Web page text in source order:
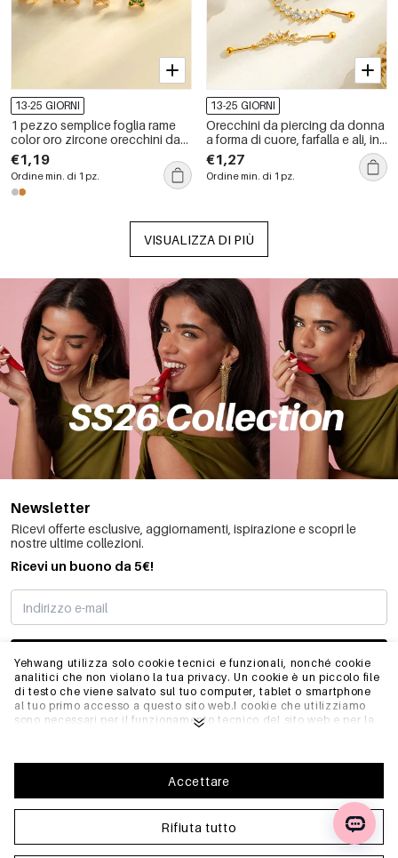
Yehwang utilizza solo cookie tecnici e funzionali, nonché cookie
analitici che non violano la tua privacy. Un cookie è un piccolo file
di testo che viene salvato sul tuo computer, tablet o smartphone
al tuo primo accesso a questo sito web.I cookie che utilizziamo
sono necessari per il funzionamento tecnico del sito web e per la
permettono anche di ottimizzare il nostro sito web.Per garantire
una buona esperienza di navigazione e acquisto su Yehwang, ti
Puoi disiscriverti dai cookie regolando le impostazioni del tuo
browser internet in modo che non memorizzi più i cookie. Puoi
anche rimuovere tutte le informazioni memorizzate in precedenza
tramite le impostazioni del tuo browser. Per saperne di più, fai clic
Rifiuta tutto
Accettare
13-25 GIORNI
1 pezzo semplice foglia rame
color oro zircone orecchini da
donna piercing
€1,19
Ordine min. di 1 pz.
13-25 GIORNI
Orecchini da piercing da donna
a forma di cuore, farfalla e ali, in
rame e oro con zirconi, serie
Simple.
€1,27
Ordine min. di 1 pz.
VISUALIZZA DI PIÙ
Newsletter
Ricevi offerte esclusive, aggiornamenti, ispirazione e scopri le
nostre ultime collezioni.
Ricevi un buono da 5€!
MI STO REGISTRANDO
INFO